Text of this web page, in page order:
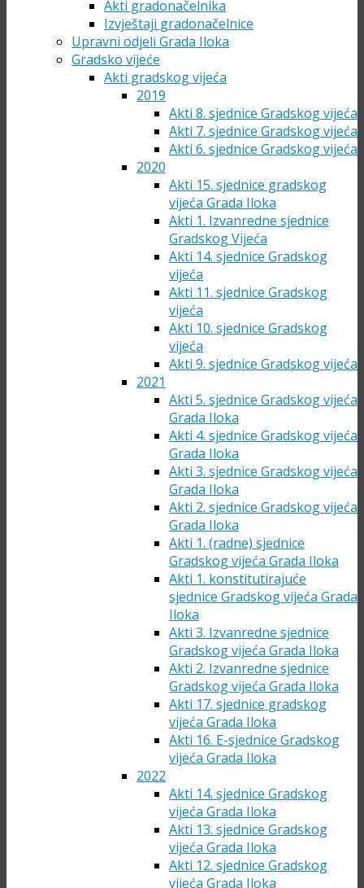
Akti gradonačelnika
Izvještaji gradonačelnice
Upravni odjeli Grada Iloka
Gradsko vijeće
Akti gradskog vijeća
2019
Akti 8. sjednice Gradskog vijeća
Akti 7. sjednice Gradskog vijeća
Akti 6. sjednice Gradskog vijeća
2020
Akti 15. sjednice gradskog
vijeća Grada Iloka
Akti 1. Izvanredne sjednice
Gradskog Vijeća
Akti 14. sjednice Gradskog
vijeća
Akti 11. sjednice Gradskog
vijeća
Akti 10. sjednice Gradskog
vijeća
Akti 9. sjednice Gradskog vijeća
2021
Akti 5. sjednice Gradskog vijeća
Grada Iloka
Akti 4. sjednice Gradskog vijeća
Grada Iloka
Akti 3. sjednice Gradskog vijeća
Grada Iloka
Akti 2. sjednice Gradskog vijeća
Grada Iloka
Akti 1. (radne) sjednice
Gradskog vijeća Grada Iloka
Akti 1. konstitutirajuće
sjednice Gradskog vijeća Grada
Iloka
Akti 3. Izvanredne sjednice
Gradskog vijeća Grada Iloka
Akti 2. Izvanredne sjednice
Gradskog vijeća Grada Iloka
Akti 17. sjednice gradskog
vijeća Grada Iloka
Akti 16. E-sjednice Gradskog
vijeća Grada Iloka
2022
Akti 14. sjednice Gradskog
vijeća Grada Iloka
Akti 13. sjednice Gradskog
vijeća Grada Iloka
Akti 12. sjednice Gradskog
vijeća Grada Iloka